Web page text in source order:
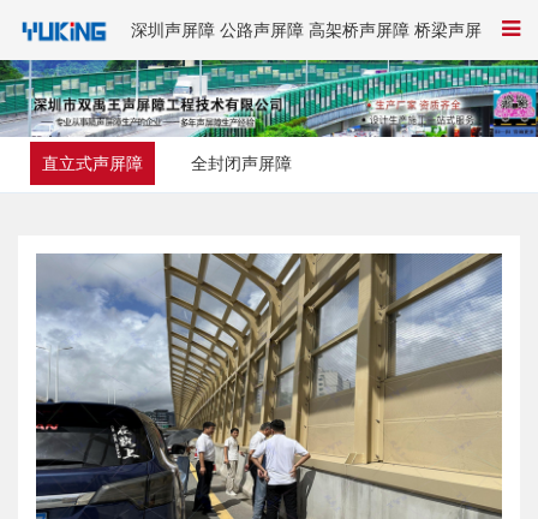
直立式声屏障 全封闭声屏障
深圳声屏障 公路声屏障 高架桥声屏障 桥梁声屏
障-双禹王